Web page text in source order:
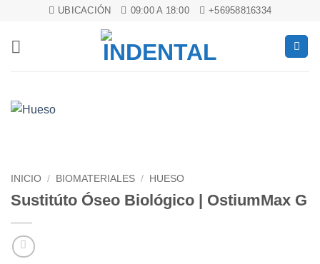
contenido
UBICACIÓN 09:00 A 18:00 +56958816334
INICIO / BIOMATERIALES / HUESO
Sustitúto Óseo Biológico | OstiumMax G